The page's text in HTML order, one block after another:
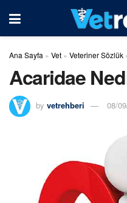
Ana Sayfa » Vet » Veteriner Sözlük
Acaridae
by vetrehberi 08/